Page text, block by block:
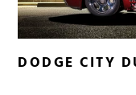
DODGE CITY